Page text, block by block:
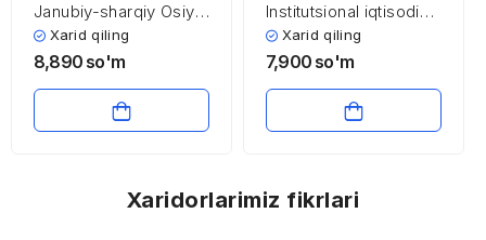
Janubiy-sharqiy Osiyo
mintaqasida
integratsion
xususiyatlari va
rivojlanish istiqbollari
Xarid qiling
8,890 so'm
Institutsional iqtisodiy
nazariyada davlat
Xarid qiling
7,900 so'm
Xaridorlarimiz fikrlari